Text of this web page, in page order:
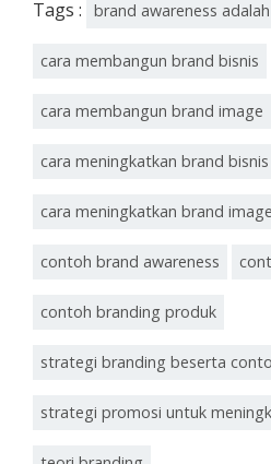
Tags : brand awareness adalah
cara membangun brand bisnis
cara membangun brand image
cara meningkatkan brand bisnis
cara meningkatkan brand image
contoh brand awareness
contoh branding produk
strategi branding beserta
strategi promosi untuk